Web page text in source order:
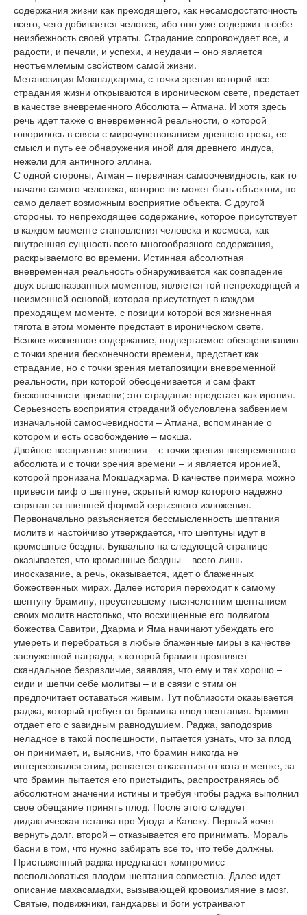
содержания жизни как преходящего, как несамодостаточность
всего, чего добивается человек, ибо оно уже содержит в себе
неизбежность своей утраты. Страдание сопровождает все, и
радости, и печали, и успехи, и неудачи – оно является
неотъемлемым свойством самой жизни.
Метапозиция Мокшадхармы, с точки зрения которой все
страдания жизни открываются в ироническом свете, предстает
в качестве вневременного Абсолюта – Атмана. И хотя здесь
речь идет также о вневременной реальности, о которой
говорилось в связи с мирочувствованием древнего грека, ее
смысл и путь ее обнаружения иной для древнего индуса,
нежели для античного эллина.
С одной стороны, Атман – первичная самоочевидность, как то
начало самого человека, которое не может быть объектом, но
само делает возможным восприятие объекта. С другой
стороны, то непреходящее содержание, которое присутствует
в каждом моменте становления человека и космоса, как
внутренняя сущность всего многообразного содержания,
раскрываемого во времени. Истинная абсолютная
вневременная реальность обнаруживается как совпадение
двух вышеназванных моментов, является той непреходящей и
неизменной основой, которая присутствует в каждом
преходящем моменте, с позиции которой вся жизненная
тягота в этом моменте предстает в ироническом свете.
Всякое жизненное содержание, подвергаемое обесцениванию
с точки зрения бесконечности времени, предстает как
страдание, но с точки зрения метапозиции вневременной
реальности, при которой обесценивается и сам факт
бесконечности времени; это страдание предстает как ирония.
Серьезность восприятия страданий обусловлена забвением
изначальной самоочевидности – Атмана, вспоминание о
котором и есть освобождение – мокша.
Двойное восприятие явления – с точки зрения вневременного
абсолюта и с точки зрения времени – и является иронией,
которой пронизана Мокшадхарма. В качестве примера можно
привести миф о шептуне, скрытый юмор которого надежно
спрятан за внешней формой серьезного изложения.
Первоначально разъясняется бессмысленность шептания
молитв и настойчиво утверждается, что шептуны идут в
кромешные бездны. Буквально на следующей странице
оказывается, что кромешные бездны – всего лишь
иносказание, а речь, оказывается, идет о блаженных
божественных мирах. Далее история переходит к самому
шептуну-брамину, преуспевшему тысячелетним шептанием
своих молитв настолько, что восхищенные его подвигом
божества Савитри, Дхарма и Яма начинают убеждать его
умереть и перебраться в любые блаженные миры в качестве
заслуженной награды, к которой брамин проявляет
скандальное безразличие, заявляя, что ему и так хорошо –
сиди и шепчи себе молитвы – и в связи с этим он
предпочитает оставаться живым. Тут поблизости оказывается
раджа, который требует от брамина плод шептания. Брамин
отдает его с завидным равнодушием. Раджа, заподозрив
неладное в такой поспешности, пытается узнать, что за плод
он принимает, и, выяснив, что брамин никогда не
интересовался этим, решается отказаться от кота в мешке, за
что брамин пытается его пристыдить, распространяясь об
абсолютном значении истины и требуя чтобы раджа выполнил
свое обещание принять плод. После этого следует
дидактическая вставка про Урода и Калеку. Первый хочет
вернуть долг, второй – отказывается его принимать. Мораль
басни в том, что нужно забирать все то, что тебе должны.
Пристыженный раджа предлагает компромисс –
воспользоваться плодом шептания совместно. Далее идет
описание махасамадхи, вызывающей кровоизлияние в мозг.
Святые, подвижники, гандхарвы и боги устраивают